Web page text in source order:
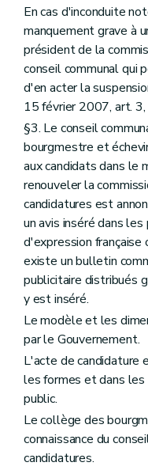
Art. 232
Chapitre II
Art. 233
Art. 234
Art. 235
Art. 236
Chapitre III
Art. 237
Art. 238
Art. 239
Art. 240
Art. 241
Art. 242
Art. 243
Art. 244
Chapitre IV
Art. 245
Art. 246
Art. 247
Art. 248
Chapitre V
Art. 249
Chapitre VI
Art. 250
Art. 251
Titre (V –
Art. 236
Art. 237
En cas d'inconduite
manquement grave à
président de la
conseil communal qui
d'en acter la
15 février 2007, art. 3,
§3. Le conseil
bourgmestre et
aux candidats dans le
renouveler la
candidatures est
un avis inséré dans
d'expression
existe un bulletin
publicitaire distribués
y est inséré.
Le modèle et les
par le Gouvernement.
L'acte de candidature
les formes et dans
public.
Le collège des
connaissance du
candidatures.